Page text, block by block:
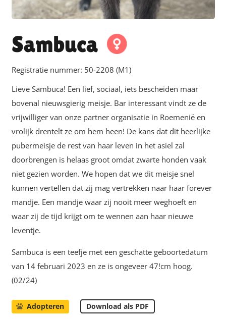
Sambuca
Registratie nummer: 50-2208 (M1)
Lieve Sambuca! Een lief, sociaal, iets bescheiden maar
bovenal nieuwsgierig meisje. Bar interessant vindt ze de
vrijwilliger van onze partner organisatie in Roemenië en
vrolijk drentelt ze om hem heen! De kans dat dit heerlijke
pubermeisje de rest van haar leven in het asiel zal
doorbrengen is helaas groot omdat zwarte honden vaak
niet gezien worden. We hopen dat we dit meisje snel
kunnen vertellen dat zij mag vertrekken naar haar forever
mandje. Een mandje waar zij nooit meer weghoeft en
waar zij de tijd krijgt om te wennen aan haar nieuwe
leventje.
Sambuca is een teefje met een geschatte geboortedatum
van 14 februari 2023 en ze is ongeveer 47!cm hoog.
(02/24)
Adopteren Download als PDF